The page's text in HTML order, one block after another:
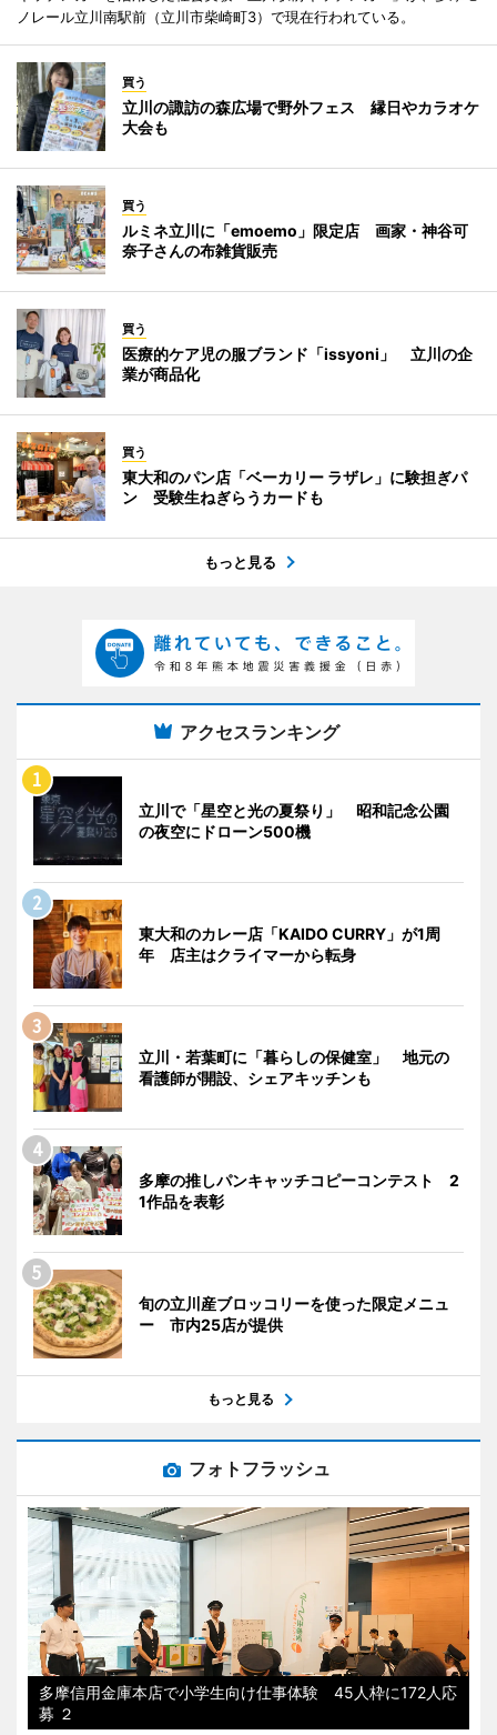
ノレール立川南駅前（立川市柴崎町3）で現在行われている。
買う
立川の諏訪の森広場で野外フェス 縁日やカラオケ
大会も
買う
ルミネ立川に「emoemo」限定店 画家・神谷可
奈子さんの布雑貨販売
買う
医療的ケア児の服ブランド「issyoni」 立川の企
業が商品化
買う
東大和のパン店「ベーカリー ラザレ」に験担ぎパ
ン 受験生ねぎらうカードも
もっと見る
アクセスランキング
立川で「星空と光の夏祭り」 昭和記念公園
の夜空にドローン500機
東大和のカレー店「KAIDO CURRY」が1周
年 店主はクライマーから転身
立川・若葉町に「暮らしの保健室」 地元の
看護師が開設、シェアキッチンも
多摩の推しパンキャッチコピーコンテスト 2
1作品を表彰
旬の立川産ブロッコリーを使った限定メニュ
ー 市内25店が提供
もっと見る
フォトフラッシュ
多摩信用金庫本店で小学生向け仕事体験 45人枠に172人応
募 ２